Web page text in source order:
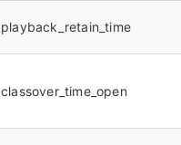
playback_retain_time
classover_time_open